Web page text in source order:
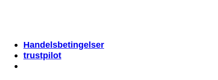
Handelsbetingelser
trustpilot